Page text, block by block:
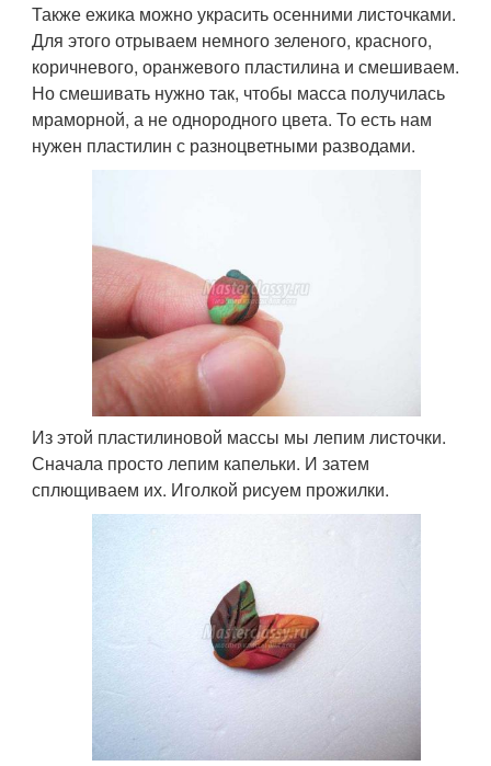
Также ежика можно украсить осенними листочками.
Для этого отрываем немного зеленого, красного,
коричневого, оранжевого пластилина и смешиваем.
Но смешивать нужно так, чтобы масса получилась
мраморной, а не однородного цвета. То есть нам
нужен пластилин с разноцветными разводами.
Из этой пластилиновой массы мы лепим листочки.
Сначала просто лепим капельки. И затем
сплющиваем их. Иголкой рисуем прожилки.